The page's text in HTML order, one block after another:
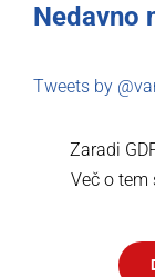
Nedavno
Tweets by
Zaradi
Več o tem